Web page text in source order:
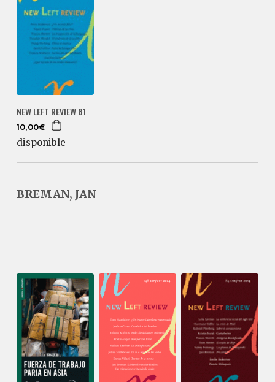
NEW LEFT REVIEW 81
10,00€
disponible
BREMAN, JAN